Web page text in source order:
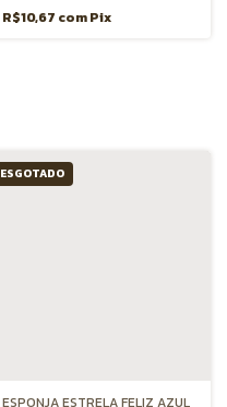
R$10,67 comPix
ESGOTADO
ESPONJA ESTRELA FELIZ AZUL